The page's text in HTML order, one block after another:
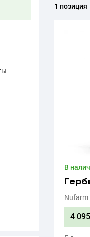
1 позиция
В
Nufarm
4 095